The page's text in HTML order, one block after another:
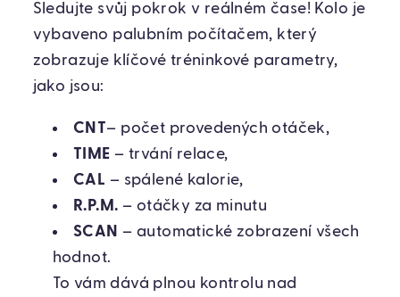
Sledujte svůj pokrok v reálném čase! Kolo je
vybaveno palubním počítačem, který
zobrazuje klíčové tréninkové parametry,
jako jsou:
CNT– počet provedených otáček,
TIME – trvání relace,
CAL – spálené kalorie,
R.P.M. – otáčky za minutu
SCAN – automatické zobrazení všech
hodnot.
To vám dává plnou kontrolu nad